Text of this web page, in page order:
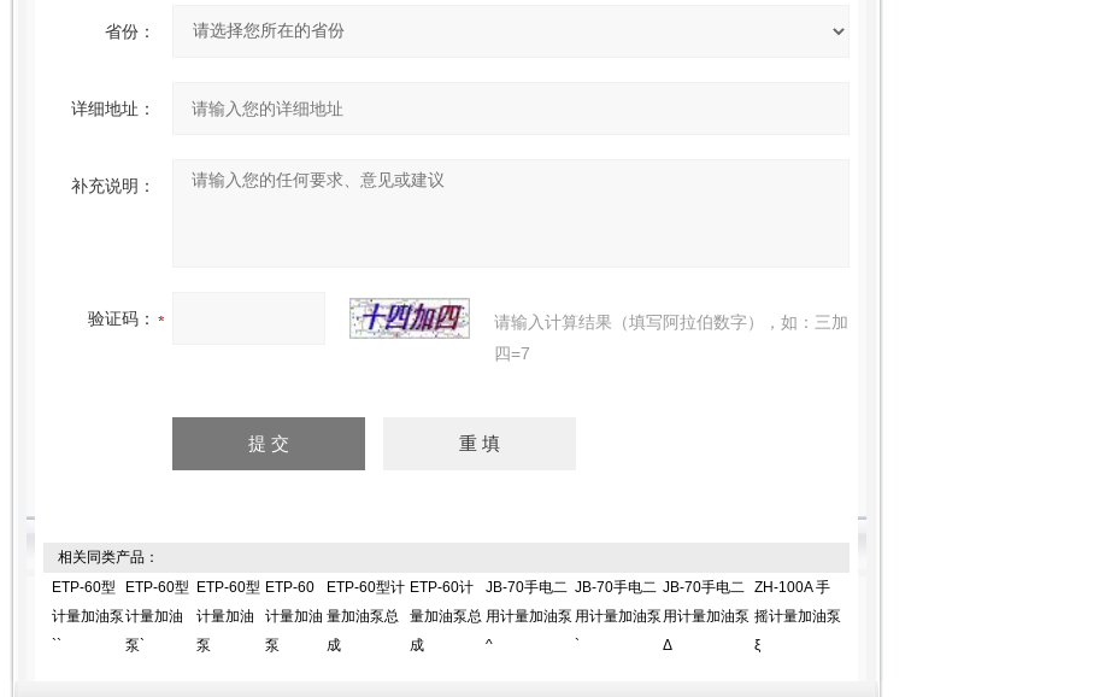
省份：
详细地址：
补充说明：
验证码：
请输入计算结果（填写阿拉伯数字），如：三加
四=7
相关同类产品：
ETP-60型
计量加油泵
``
ETP-60型
计量加油
泵`
ETP-60型
计量加油
泵
ETP-60
计量加油
泵
ETP-60型计
量加油泵总
成
ETP-60计
量加油泵总
成
JB-70手电二
用计量加油泵
^
JB-70手电二
用计量加油泵
`
JB-70手电二
用计量加油泵
Δ
ZH-100A 手
摇计量加油泵
ξ